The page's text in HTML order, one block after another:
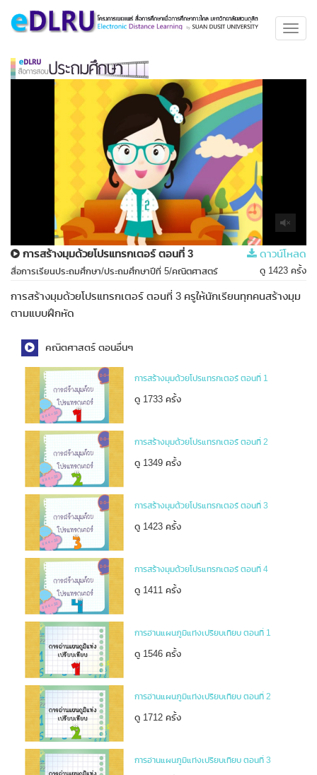
การสร้างมุมด้วยโปรแทรกเตอร์ ตอนที่ 3 ดาวน์โหลด
สื่อการเรียนประถมศึกษา/ประถมศึกษาปีที่ 5/คณิตศาสตร์ ดู 1423 ครั้ง
การสร้างมุมด้วยโปรแทรกเตอร์ ตอนที่ 3 ครูให้นักเรียนทุกคนสร้างมุม
ตามแบบฝึกหัด
คณิตศาสตร์ ตอนอื่นๆ
การสร้างมุมด้วยโปรแทรกเตอร์ ตอนที่ 1
ดู 1733 ครั้ง
การสร้างมุมด้วยโปรแทรกเตอร์ ตอนที่ 2
ดู 1349 ครั้ง
การสร้างมุมด้วยโปรแทรกเตอร์ ตอนที่ 3
ดู 1423 ครั้ง
การสร้างมุมด้วยโปรแทรกเตอร์ ตอนที่ 4
ดู 1411 ครั้ง
การอ่านแผนภูมิแท่งเปรียบเทียบ ตอนที่ 1
ดู 1546 ครั้ง
การอ่านแผนภูมิแท่งเปรียบเทียบ ตอนที่ 2
ดู 1712 ครั้ง
การอ่านแผนภูมิแท่งเปรียบเทียบ ตอนที่ 3